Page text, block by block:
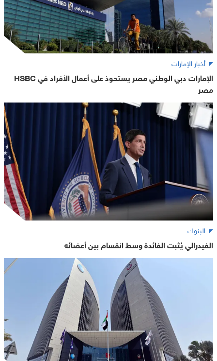
أخبار الإمارات
الإمارات دبي الوطني مصر يستحوذ على أعمال الأفراد في HSBC
مصر
البنوك
الفيدرالي يُثبت الفائدة وسط انقسام بين أعضائه